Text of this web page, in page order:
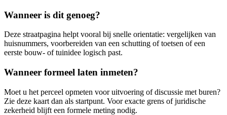
Wanneer is dit genoeg?
Deze straatpagina helpt vooral bij snelle orientatie: vergelijken van
huisnummers, voorbereiden van een schutting of toetsen of een
eerste bouw- of tuinidee logisch past.
Wanneer formeel laten inmeten?
Moet u het perceel opmeten voor uitvoering of discussie met buren?
Zie deze kaart dan als startpunt. Voor exacte grens of juridische
zekerheid blijft een formele meting nodig.